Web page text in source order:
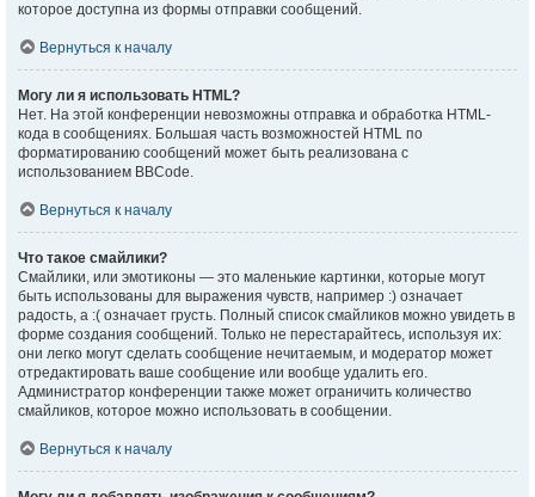
которое доступна из формы отправки сообщений.
Вернуться к началу
Могу ли я использовать HTML?
Нет. На этой конференции невозможны отправка и обработка HTML-
кода в сообщениях. Большая часть возможностей HTML по
форматированию сообщений может быть реализована с
использованием BBCode.
Вернуться к началу
Что такое смайлики?
Смайлики, или эмотиконы — это маленькие картинки, которые могут
быть использованы для выражения чувств, например :) означает
радость, а :( означает грусть. Полный список смайликов можно увидеть в
форме создания сообщений. Только не перестарайтесь, используя их:
они легко могут сделать сообщение нечитаемым, и модератор может
отредактировать ваше сообщение или вообще удалить его.
Администратор конференции также может ограничить количество
смайликов, которое можно использовать в сообщении.
Вернуться к началу